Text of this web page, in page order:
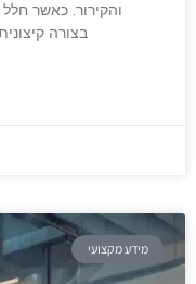
והקירור. כאשר
בצורה
מידע מקצועי